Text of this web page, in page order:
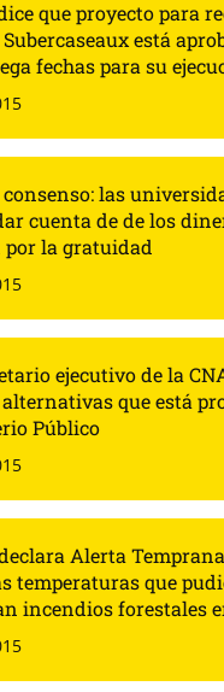
que proyecto para
está
fechas para su
las
cuenta de de los
por la gratuidad
ejecutivo de la
que está
Público
Alerta
temperaturas que
incendios forestales